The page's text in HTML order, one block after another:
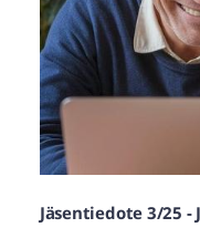
Jäsentiedote 3/25